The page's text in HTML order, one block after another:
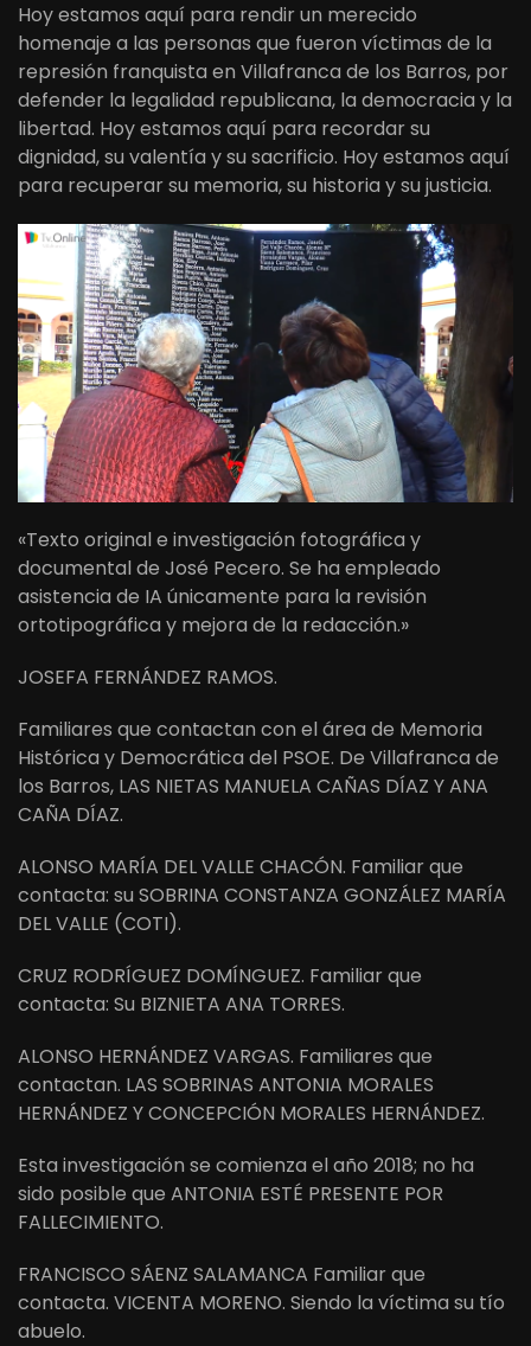
Hoy estamos aquí para rendir un merecido
homenaje a las personas que fueron víctimas de la
represión franquista en Villafranca de los Barros, por
defender la legalidad republicana, la democracia y la
libertad. Hoy estamos aquí para recordar su
dignidad, su valentía y su sacrificio. Hoy estamos aquí
para recuperar su memoria, su historia y su justicia.
«Texto original e investigación fotográfica y
documental de José Pecero. Se ha empleado
asistencia de IA únicamente para la revisión
ortotipográfica y mejora de la redacción.»
JOSEFA FERNÁNDEZ RAMOS.
Familiares que contactan con el área de Memoria
Histórica y Democrática del PSOE. De Villafranca de
los Barros, LAS NIETAS MANUELA CAÑAS DÍAZ Y ANA
CAÑA DÍAZ.
ALONSO MARÍA DEL VALLE CHACÓN. Familiar que
contacta: su SOBRINA CONSTANZA GONZÁLEZ MARÍA
DEL VALLE (COTI).
CRUZ RODRÍGUEZ DOMÍNGUEZ. Familiar que
contacta: Su BIZNIETA ANA TORRES.
ALONSO HERNÁNDEZ VARGAS. Familiares que
contactan. LAS SOBRINAS ANTONIA MORALES
HERNÁNDEZ Y CONCEPCIÓN MORALES HERNÁNDEZ.
Esta investigación se comienza el año 2018; no ha
sido posible que ANTONIA ESTÉ PRESENTE POR
FALLECIMIENTO.
FRANCISCO SÁENZ SALAMANCA Familiar que
contacta. VICENTA MORENO. Siendo la víctima su tío
abuelo.